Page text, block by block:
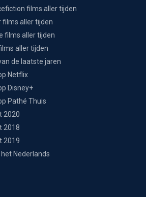
films aller tijden
films aller tijden
films aller tijden
aller tijden
de laatste jaren
Netflix
Disney+
Pathé Thuis
2020
2018
2019
Nederlands